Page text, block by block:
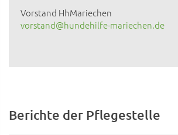
Vorstand HhMariechen
vorstand@hundehilfe-mariechen.de
Berichte der Pflegestelle